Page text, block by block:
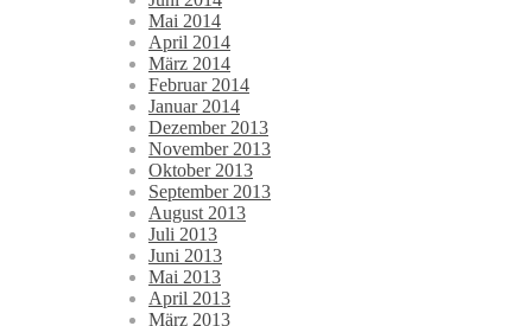
Mai 2014
April 2014
März 2014
Februar 2014
Januar 2014
Dezember 2013
November 2013
Oktober 2013
September 2013
August 2013
Juli 2013
Juni 2013
Mai 2013
April 2013
März 2013